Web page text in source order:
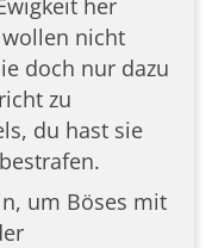
her
nicht
doch nur dazu
zu
du hast sie
um Böses mit